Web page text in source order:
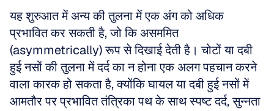
यह शुरुआत में अन्य की तुलना में एक अंग को अधिक
प्रभावित कर सकती है, जो कि असममित
(asymmetrically) रूप से दिखाई देती है। चोटों या दबी
हुई नसों की तुलना में दर्द का न होना एक अलग पहचान करने
वाला कारक हो सकता है, क्योंकि घायल या दबी हुई नसों में
आमतौर पर प्रभावित तंत्रिका पथ के साथ स्पष्ट दर्द, सुन्नता